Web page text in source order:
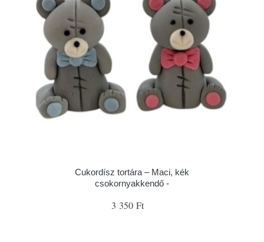
Cukordísz tortára – Maci, kék
csokornyakkendő -
3 350 Ft